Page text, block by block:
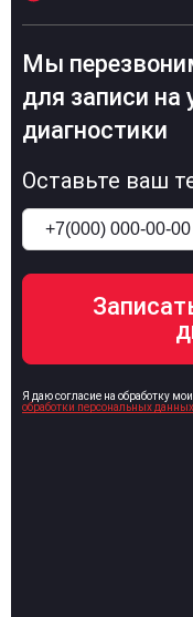
Мы
для записи на
диагностики
Оставьте ваш
Я даю согласие на обработку
обработки персональных данных